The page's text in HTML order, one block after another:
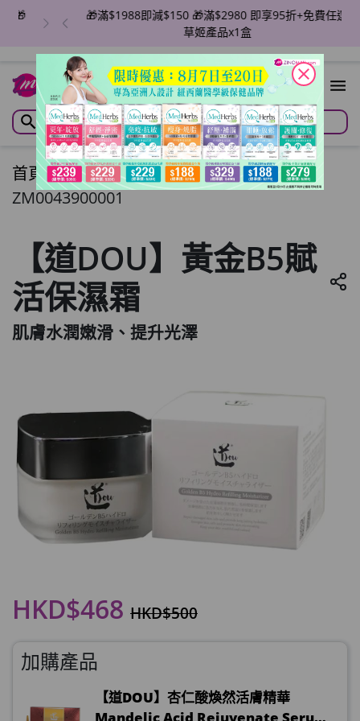
🎁滿$1988即減$150 🎁滿$2980 即享95折+免費任選
草姬產品x1盒
首頁/【道DOU】黃金B5賦活保濕霜
ZM0043900001
【道DOU】黃金B5賦
活保濕霜
肌膚水潤嫩滑、提升光澤
HKD$468 HKD$500
加購產品
【道DOU】杏仁酸煥然活膚精華
close